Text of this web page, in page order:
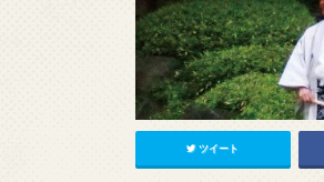
ツイート